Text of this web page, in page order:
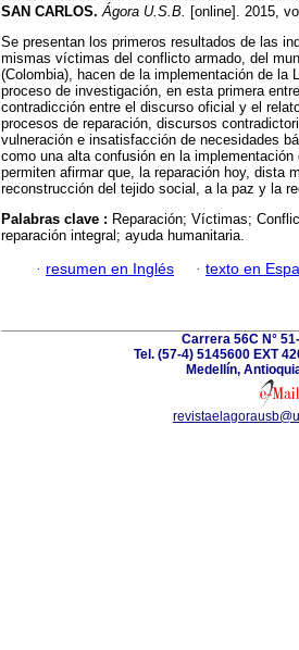
SAN CARLOS. Ágora U.S.B. [online]. 2015,
Se presentan los primeros resultados de las
mismas víctimas del conflicto armado, del
(Colombia), hacen de la implementación de la
proceso de investigación, en esta primera
contradicción entre el discurso oficial y el
procesos de reparación, discursos
vulneración e insatisfacción de necesidades
como una alta confusión en la
permiten afirmar que, la reparación hoy, dista
reconstrucción del tejido social, a la paz y la
Palabras clave : Reparación; Víctimas;
reparación integral; ayuda humanitaria.
· resumen en Inglés · texto en
Carrera 56C N°
Tel. (57-4) 5145600 EXT
Medellín,